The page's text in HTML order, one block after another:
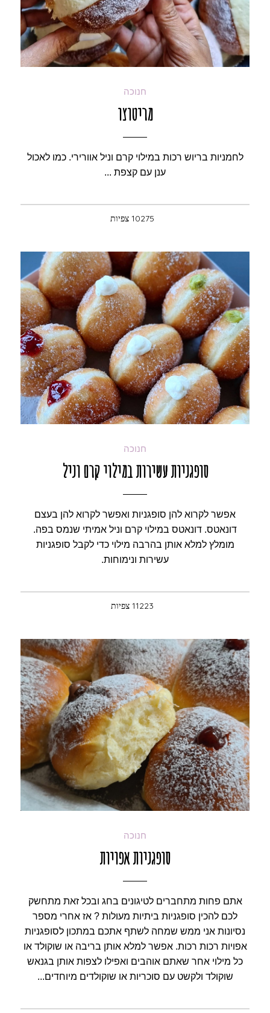
חנוכה
מריטוצו
לחמניות בריוש רכות במילוי קרם וניל אוורירי. כמו לאכול
ענן עם קצפת ...
10275 צפיות
חנוכה
סופגניות עשירות במילוי קרם וניל
אפשר לקרוא להן סופגניות ואפשר לקרוא להן בעצם
דונאטס. דונאטס במילוי קרם וניל אמיתי שנמס בפה.
מומלץ למלא אותן בהרבה מילוי כדי לקבל סופגניות
עשירות ונימוחות.
11223 צפיות
חנוכה
סופגניות אפויות
אתם פחות מתחברים לטיגונים בחג ובכל זאת מתחשק
לכם להכין סופגניות ביתיות מעולות ? אז אחרי מספר
נסיונות אני ממש שמחה לשתף אתכם במתכון לסופגניות
אפויות רכות רכות. אפשר למלא אותן בריבה או שוקולד או
כל מילוי אחר שאתם אוהבים ואפילו לצפות אותן בגנאש
שוקולד ולקשט עם סוכריות או שוקולדים מיוחדים...